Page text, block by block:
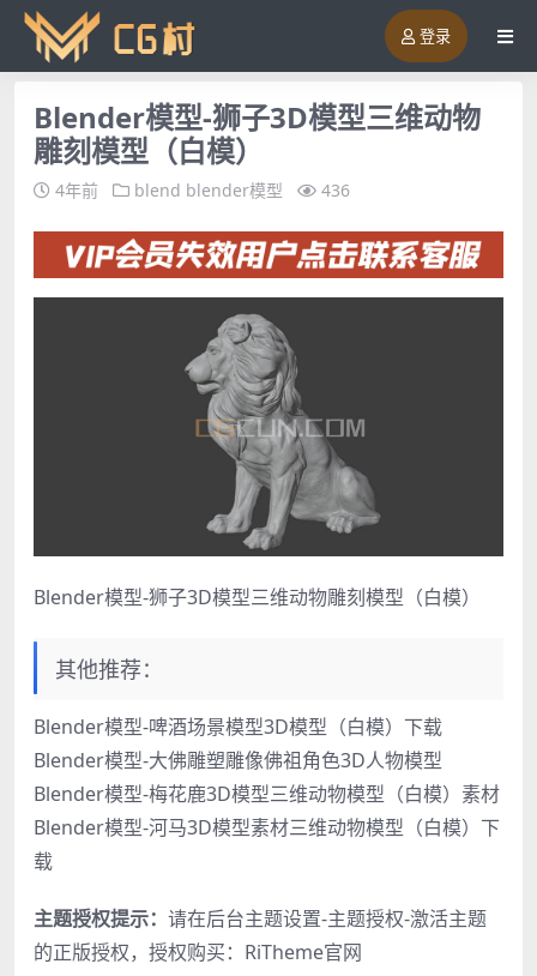
登录
Blender模型-狮子3D模型三维动物
雕刻模型（白模）
4年前 blend blender模型 436
Blender模型-狮子3D模型三维动物雕刻模型（白模）
其他推荐：
Blender模型-啤酒场景模型3D模型（白模）下载
Blender模型-大佛雕塑雕像佛祖角色3D人物模型
Blender模型-梅花鹿3D模型三维动物模型（白模）素材
Blender模型-河马3D模型素材三维动物模型（白模）下
载
主题授权提示： 请在后台主题设置-主题授权-激活主题
的正版授权，授权购买： RiTheme官网